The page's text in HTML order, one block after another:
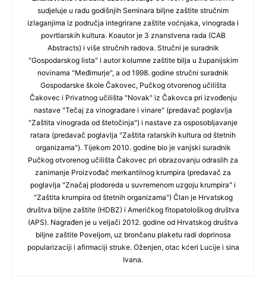
sudjeluje u radu godišnjih Seminara biljne zaštite stručnim
izlaganjima iz područja integrirane zaštite voćnjaka, vinograda i
povrtlarskih kultura. Koautor je 3 znanstvena rada (CAB
Abstracts) i više stručnih radova. Stručni je suradnik
"Gospodarskog lista" i autor kolumne zaštite bilja u županijskim
novinama "Međimurje", a od 1998. godine stručni suradnik
Gospodarske škole Čakovec, Pučkog otvorenog učilišta
Čakovec i Privatnog učilišta "Novak" iz Čakovca pri izvođenju
nastave "Tečaj za vinogradare i vinare" (predavač poglavlja
"Zaštita vinograda od štetočinja") i nastave za osposobljavanje
ratara (predavač poglavlja "Zaštita ratarskih kultura od štetnih
organizama"). Tijekom 2010. godine bio je vanjski suradnik
Pučkog otvorenog učilišta Čakovec pri obrazovanju odraslih za
zanimanje Proizvođač merkantilnog krumpira (predavač za
poglavlja "Značaj plodoreda u suvremenom uzgoju krumpira" i
"Zaštita krumpira od štetnih organizama") Član je Hrvatskog
društva biljne zaštite (HDBZ) i Američkog fitopatološkog društva
(APS). Nagrađen je u veljači 2012. godine od Hrvatskog društva
biljne zaštite Poveljom, uz brončanu plaketu radi doprinosa
popularizaciji i afirmaciji struke. Oženjen, otac kćeri Lucije i sina
Ivana.